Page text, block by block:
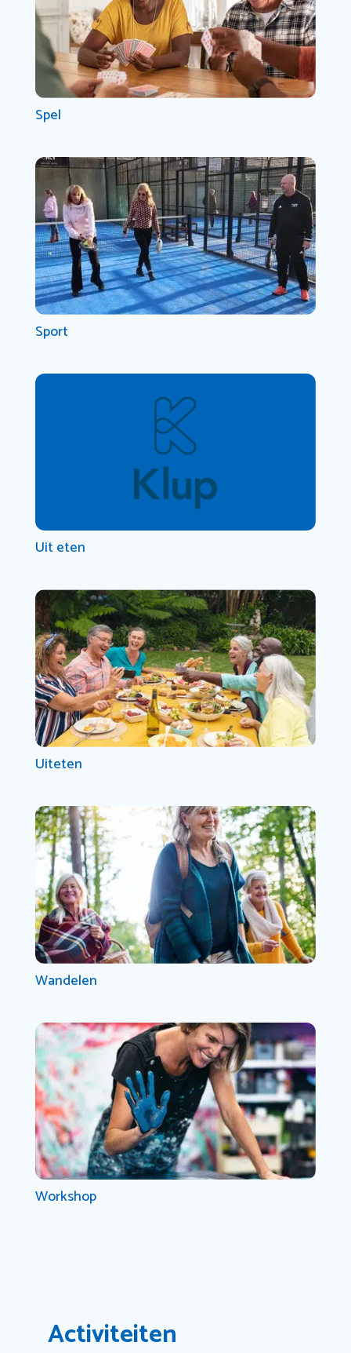
Spel
Sport
Uit eten
Uiteten
Wandelen
Workshop
Activiteiten